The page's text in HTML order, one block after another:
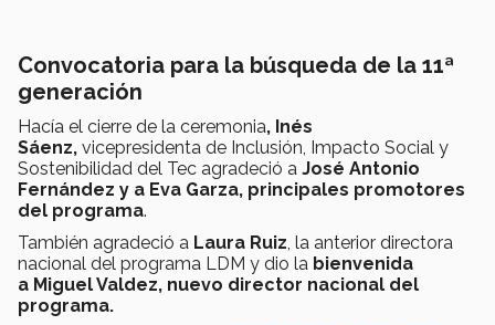
Convocatoria para la búsqueda de la 11ª
generación
Hacía el cierre de la ceremonia, Inés
Sáenz, vicepresidenta de Inclusión, Impacto Social y
Sostenibilidad del Tec agradeció a José Antonio
Fernández y a Eva Garza, principales promotores
del programa.
También agradeció a Laura Ruiz , la anterior directora
nacional del programa LDM y dio la bienvenida
a Miguel Valdez, nuevo director nacional del
programa.